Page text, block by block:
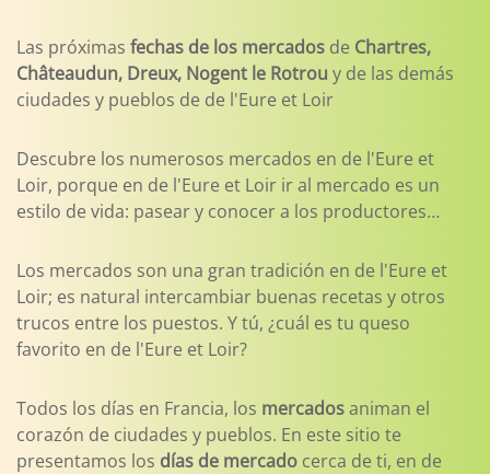
Las próximas fechas de los mercados de Chartres,
Châteaudun, Dreux, Nogent le Rotrou y de las demás
ciudades y pueblos de de l'Eure et Loir
Descubre los numerosos mercados en de l'Eure et
Loir, porque en de l'Eure et Loir ir al mercado es un
estilo de vida: pasear y conocer a los productores…
Los mercados son una gran tradición en de l'Eure et
Loir; es natural intercambiar buenas recetas y otros
trucos entre los puestos. Y tú, ¿cuál es tu queso
favorito en de l'Eure et Loir?
Todos los días en Francia, los mercadosaniman el
corazón de ciudades y pueblos. En este sitio te
presentamos los días de mercado cerca de ti, en de